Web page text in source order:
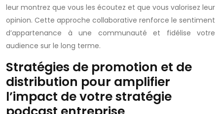
leur montrez que vous les écoutez et que vous valorisez leur
opinion. Cette approche collaborative renforce le sentiment
d’appartenance à une communauté et fidélise votre
audience sur le long terme.
Stratégies de promotion et de
distribution pour amplifier
l’impact de votre stratégie